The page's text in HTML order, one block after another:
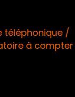
RISQUES
des
muscler